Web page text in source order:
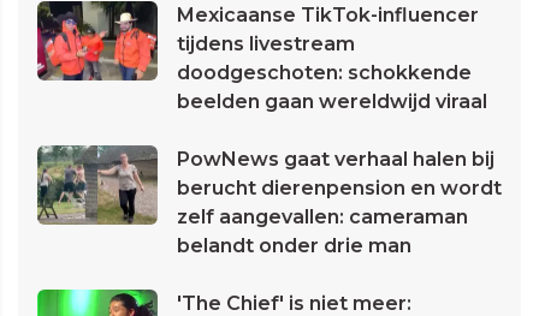
Mexicaanse TikTok-influencer
tijdens livestream
doodgeschoten: schokkende
beelden gaan wereldwijd viraal
PowNews gaat verhaal halen bij
berucht dierenpension en wordt
zelf aangevallen: cameraman
belandt onder drie man
'The Chief' is niet meer: